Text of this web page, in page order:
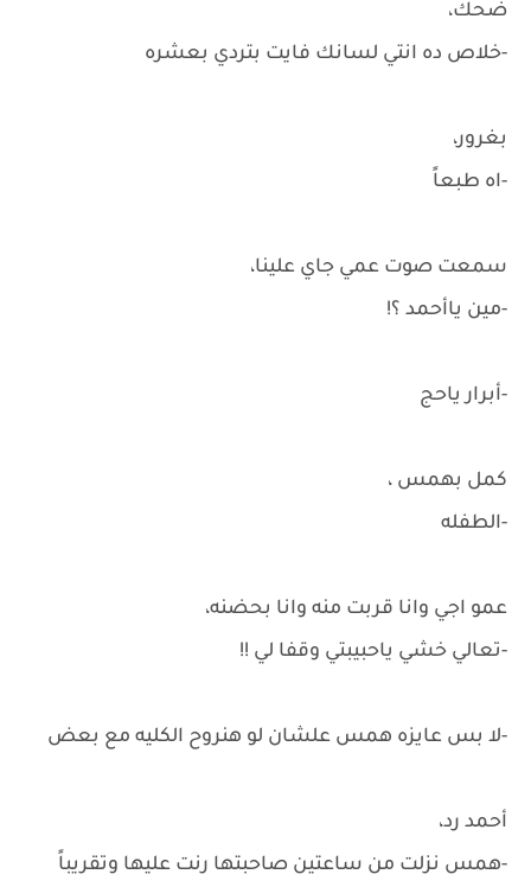
ضحك،
-خلاص ده انتي لسانك فايت بتردي بعشره
بغرور،
-اه طبعاً
سمعت صوت عمي جاي علينا،
-مين ياأحمد ؟!
-أبرار ياحج
كمل بهمس ،
-الطفله
عمو اجي وانا قربت منه وانا بحضنه،
-تعالي خشي ياحبيبتي وقفا لي !!
-لا بس عايزه همس علشان لو هنروح الكليه مع بعض
أحمد رد،
-همس نزلت من ساعتين صاحبتها رنت عليها وتقريباً